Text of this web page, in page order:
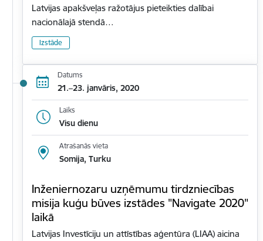
Latvijas apakšveļas ražotājus pieteikties dalībai
nacionālajā stendā…
Izstāde
Datums
21.–23. janvāris, 2020
Laiks
Visu dienu
Atrašanās vieta
Somija, Turku
Inženiernozaru uzņēmumu tirdzniecības
misija kuģu būves izstādes "Navigate 2020"
laikā
Latvijas Investīciju un attīstības aģentūra (LIAA) aicina